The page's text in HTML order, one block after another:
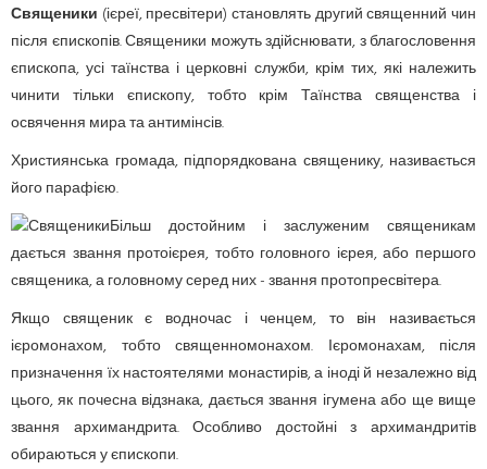
Священики (ієреї, пресвітери) становлять другий священний чин
після єпископів. Священики можуть здійснювати, з благословення
єпископа, усі таїнства і церковні служби, крім тих, які належить
чинити тільки єпископу, тобто крім Таїнства священства і
освячення мира та антимінсів.
Християнська громада, підпорядкована священику, називається
його парафією.
Більш достойним і заслуженим священикам
дається звання протоієрея, тобто головного ієрея, або першого
священика, а головному серед них - звання протопресвітера.
Якщо священик є водночас і ченцем, то він називається
ієромонахом, тобто священномонахом. Ієромонахам, після
призначення їх настоятелями монастирів, а іноді й незалежно від
цього, як почесна відзнака, дається звання ігумена або ще вище
звання архимандрита. Особливо достойні з архимандритів
обираються у єпископи.